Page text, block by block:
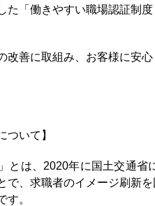
た「働きやすい職場認証制
改善に取組み、お客様に安
ついて】
とは、2020年に国土交通
で、求職者のイメージ刷新
す。